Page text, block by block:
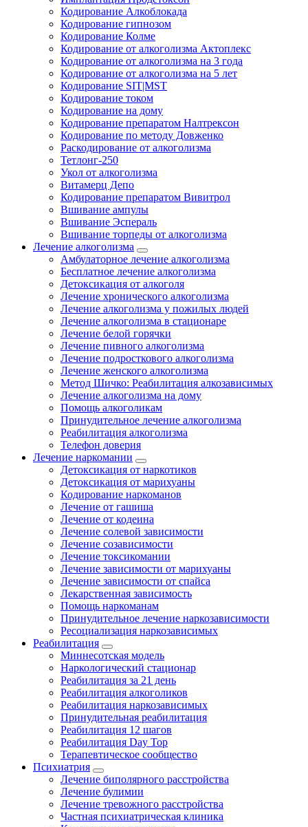
Кодирование Алкоблокада
Кодирование гипнозом
Кодирование Колме
Кодирование от алкоголизма Актоплекс
Кодирование от алкоголизма на 3 года
Кодирование от алкоголизма на 5 лет
Кодирование SIT|MST
Кодирование током
Кодирование на дому
Кодирование препаратом Налтрексон
Кодирование по методу Довженко
Раскодирование от алкоголизма
Тетлонг-250
Укол от алкоголизма
Витамерц Депо
Кодирование препаратом Вивитрол
Вшивание ампулы
Вшивание Эспераль
Вшивание торпеды от алкоголизма
Лечение алкоголизма
Амбулаторное лечение алкоголизма
Бесплатное лечение алкоголизма
Детоксикация от алкоголя
Лечение хронического алкоголизма
Лечение алкоголизма у пожилых людей
Лечение алкоголизма в стационаре
Лечение белой горячки
Лечение пивного алкоголизма
Лечение подросткового алкоголизма
Лечение женского алкоголизма
Метод Шичко: Реабилитация алкозависимых
Лечение алкоголизма на дому
Помощь алкоголикам
Принудительное лечение алкоголизма
Реабилитация алкоголизма
Телефон доверия
Лечение наркомании
Детоксикация от наркотиков
Детоксикация от марихуаны
Кодирование наркоманов
Лечение от гашиша
Лечение от кодеина
Лечение солевой зависимости
Лечение созависимости
Лечение токсикомании
Лечение зависимости от марихуаны
Лечение зависимости от спайса
Лекарственная зависимость
Помощь наркоманам
Принудительное лечение наркозависимости
Ресоциализация наркозависимых
Реабилитация
Миннесотская модель
Наркологический стационар
Реабилитация за 21 день
Реабилитация алкоголиков
Реабилитация наркозависимых
Принудительная реабилитация
Реабилитация 12 шагов
Реабилитация Day Top
Терапевтическое сообщество
Психиатрия
Лечение биполярного расстройства
Лечение булимии
Лечение тревожного расстройства
Частная психиатрическая клиника